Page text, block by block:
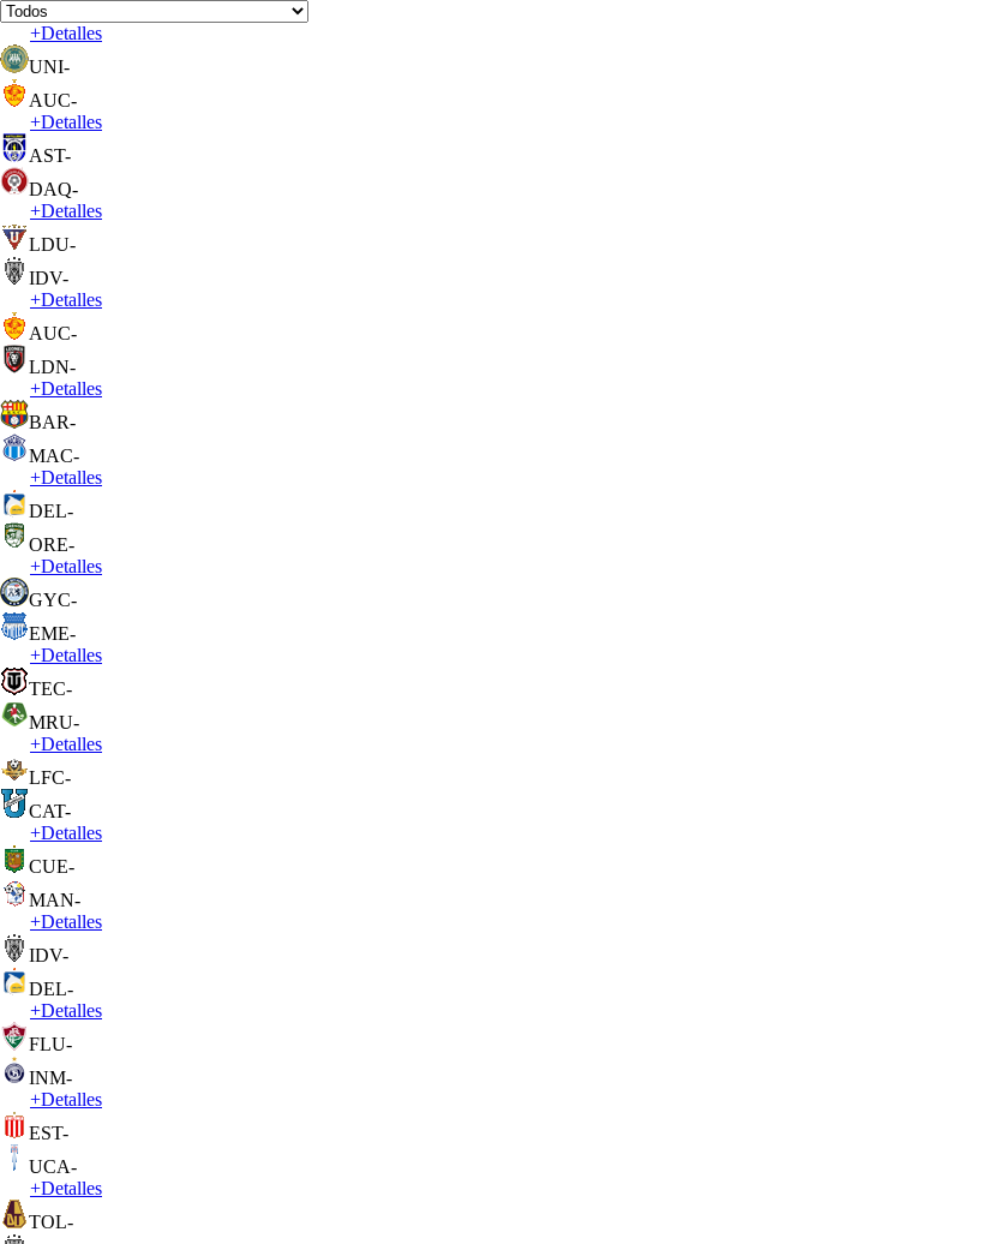
+Detalles
UNI-
AUC-
+Detalles
AST-
DAQ-
+Detalles
LDU-
IDV-
+Detalles
AUC-
LDN-
+Detalles
BAR-
MAC-
+Detalles
DEL-
ORE-
+Detalles
GYC-
EME-
+Detalles
TEC-
MRU-
+Detalles
LFC-
CAT-
+Detalles
CUE-
MAN-
+Detalles
IDV-
DEL-
+Detalles
FLU-
INM-
+Detalles
EST-
UCA-
+Detalles
TOL-